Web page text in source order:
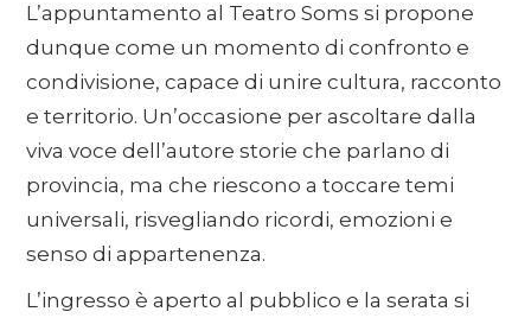
L’appuntamento al Teatro Soms si propone
dunque come un momento di confronto e
condivisione, capace di unire cultura, racconto
e territorio. Un’occasione per ascoltare dalla
viva voce dell’autore storie che parlano di
provincia, ma che riescono a toccare temi
universali, risvegliando ricordi, emozioni e
senso di appartenenza.
L’ingresso è aperto al pubblico e la serata si